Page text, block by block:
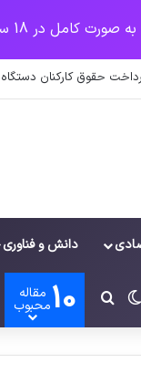
کامل در 18 سرفصل
آمریکایی کرونا و
دانش و فناوری
خرید
تغییر پوسته
جستجو برای
10 مقاله
محبوب